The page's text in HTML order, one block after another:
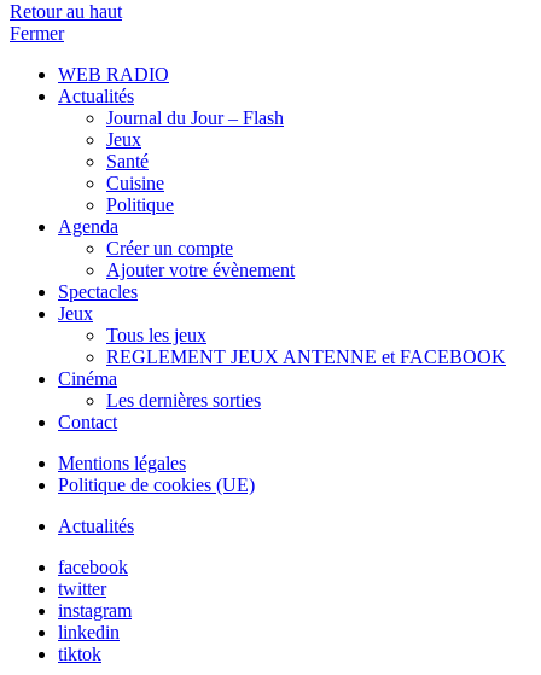
Retour au haut
Fermer
WEB RADIO
Actualités
Journal du Jour – Flash
Jeux
Santé
Cuisine
Politique
Agenda
Créer un compte
Ajouter votre évènement
Spectacles
Jeux
Tous les jeux
REGLEMENT JEUX ANTENNE et FACEBOOK
Cinéma
Les dernières sorties
Contact
Mentions légales
Politique de cookies (UE)
Actualités
facebook
twitter
instagram
linkedin
tiktok